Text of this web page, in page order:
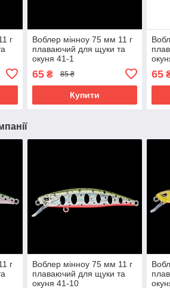
г
Воблер мінноу 75 мм 11 г
плаваючий для щуки та
окуня 41-1
65₴ 85 ₴
Купити
65
г
Воблер мінноу 75 мм 11 г
плаваючий для щуки та
окуня 41-10